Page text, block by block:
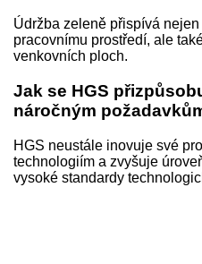
Údržba zeleně přispívá
pracovnímu prostředí, ale
venkovních ploch.
Jak se HGS
náročným
HGS neustále inovuje své
technologiím a zvyšuje
vysoké standardy